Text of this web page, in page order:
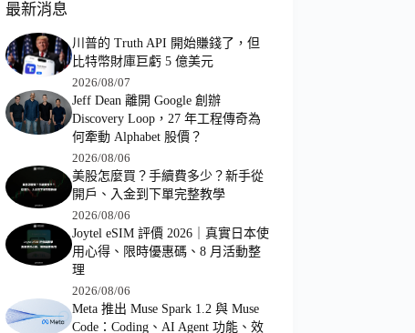
最新消息
川普的 Truth API 開始賺錢了，但
比特幣財庫巨虧 5 億美元
2026/08/07
Jeff Dean 離開 Google 創辦
Discovery Loop，27 年工程傳奇為
何牽動 Alphabet 股價？
2026/08/06
美股怎麼買？手續費多少？新手從
開戶、入金到下單完整教學
2026/08/06
Joytel eSIM 評價 2026｜真實日本使
用心得、限時優惠碼、8 月活動整
理
2026/08/06
Meta 推出 Muse Spark 1.2 與 Muse
Code：Coding、AI Agent 功能、效